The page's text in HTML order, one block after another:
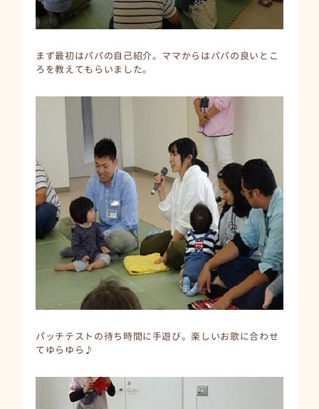
まず最初はパパの自己紹介。ママからはパパの良いとこ
ろを教えてもらいました。
パッチテストの待ち時間に手遊び。楽しいお歌に合わせ
てゆらゆら♪